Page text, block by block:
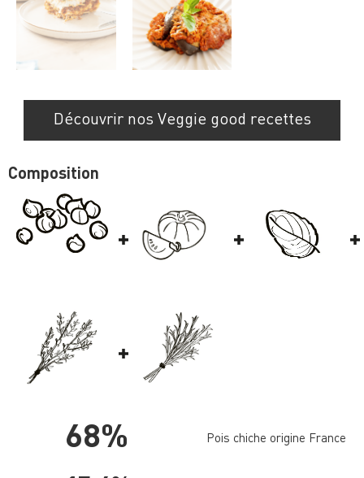
Découvrir nos Veggie good recettes
Composition
68% Pois chiche origine France